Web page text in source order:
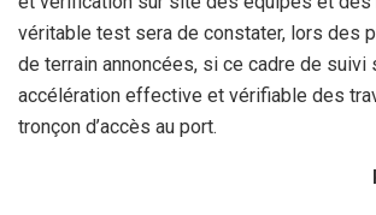
véritable test sera de constater, lors des
de terrain annoncées, si ce cadre de suivi
accélération effective et vérifiable des
tronçon d’accès au port.